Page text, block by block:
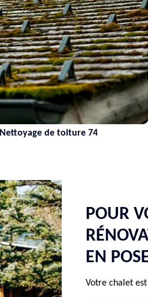
Nettoyage de toiture 74
POUR
EN
Votre chalet